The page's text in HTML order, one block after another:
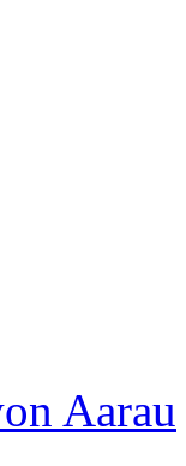
Aarau